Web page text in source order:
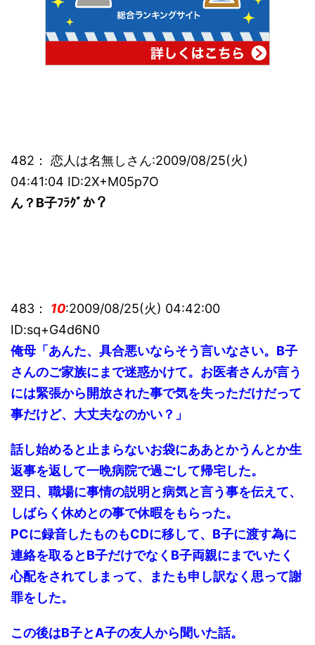
482： 恋人は名無しさん:2009/08/25(火)
04:41:04 ID:2X+M05p7O
ん？B子ﾌﾗｸﾞか？
483： 10:2009/08/25(火) 04:42:00
ID:sq+G4d6N0
俺母「あんた、具合悪いならそう言いなさい。B子
さんのご家族にまで迷惑かけて。お医者さんが言う
には緊張から開放された事で気を失っただけだって
事だけど、大丈夫なのかい？」
話し始めると止まらないお袋にああとかうんとか生
返事を返して一晩病院で過ごして帰宅した。
翌日、職場に事情の説明と病気と言う事を伝えて、
しばらく休めとの事で休暇をもらった。
PCに録音したものもCDに移して、B子に渡す為に
連絡を取るとB子だけでなくB子両親にまでいたく
心配をされてしまって、またも申し訳なく思って謝
罪をした。
この後はB子とA子の友人から聞いた話。